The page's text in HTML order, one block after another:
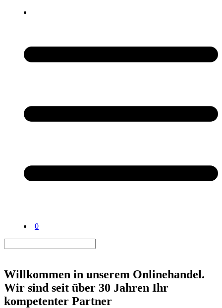
0
Willkommen in unserem Onlinehandel.
Wir sind seit über 30 Jahren Ihr
kompetenter Partner